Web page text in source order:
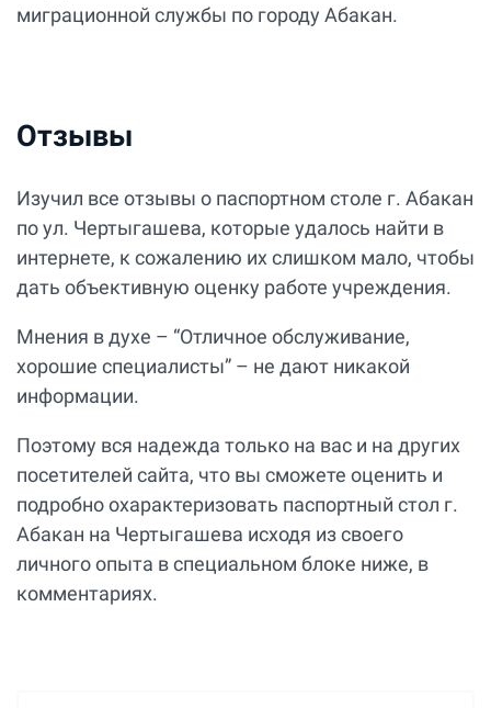
миграционной службы по городу Абакан.
Отзывы
Изучил все отзывы о паспортном столе г. Абакан
по ул. Чертыгашева, которые удалось найти в
интернете, к сожалению их слишком мало, чтобы
дать объективную оценку работе учреждения.
Мнения в духе – “Отличное обслуживание,
хорошие специалисты” – не дают никакой
информации.
Поэтому вся надежда только на вас и на других
посетителей сайта, что вы сможете оценить и
подробно охарактеризовать паспортный стол г.
Абакан на Чертыгашева исходя из своего
личного опыта в специальном блоке ниже, в
комментариях.